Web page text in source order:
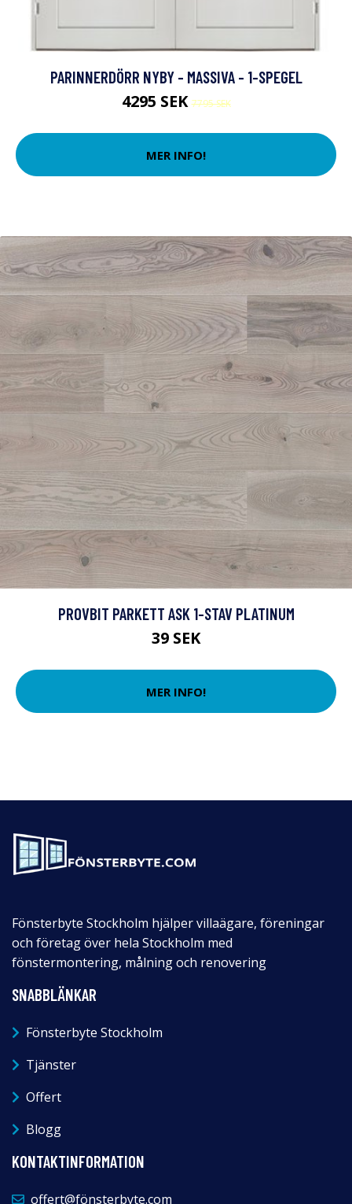
PARINNERDÖRR NYBY - MASSIVA - 1-SPEGEL
4295 SEK7795 SEK
MER INFO!
PROVBIT PARKETT ASK 1-STAV PLATINUM
39 SEK
MER INFO!
Fönsterbyte Stockholm hjälper villaägare, föreningar
och företag över hela Stockholm med
fönstermontering, målning och renovering
SNABBLÄNKAR
Fönsterbyte Stockholm
Tjänster
Offert
Blogg
KONTAKTINFORMATION
offert@fönsterbyte.com